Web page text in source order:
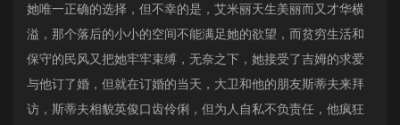
她唯一正确的选择，但不幸的是，艾米丽天生美丽而又才华横
溢，那个落后的小小的空间不能满足她的欲望，而贫穷生活和
保守的民风又把她牢牢束缚，无奈之下，她接受了吉姆的求爱
与他订了婚，但就在订婚的当天，大卫和他的朋友斯蒂夫来拜
访，斯蒂夫相貌英俊口齿伶俐，但为人自私不负责任，他疯狂